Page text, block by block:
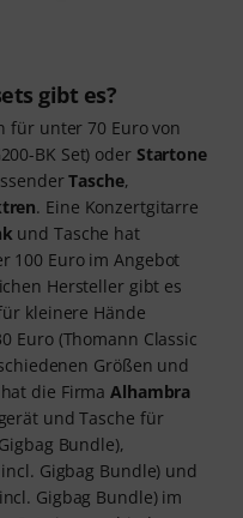
gibt es?
für unter 70 Euro von
BK Set) oder Startone
Tasche,
. Eine Konzertgitarre
und Tasche hat
100 Euro im Angebot
Hersteller gibt es
kleinere Hände
Euro (Thomann Classic
Größen und
die Firma Alhambra
und Tasche für
Bundle),
Gigbag Bundle) und
Gigbag Bundle) im